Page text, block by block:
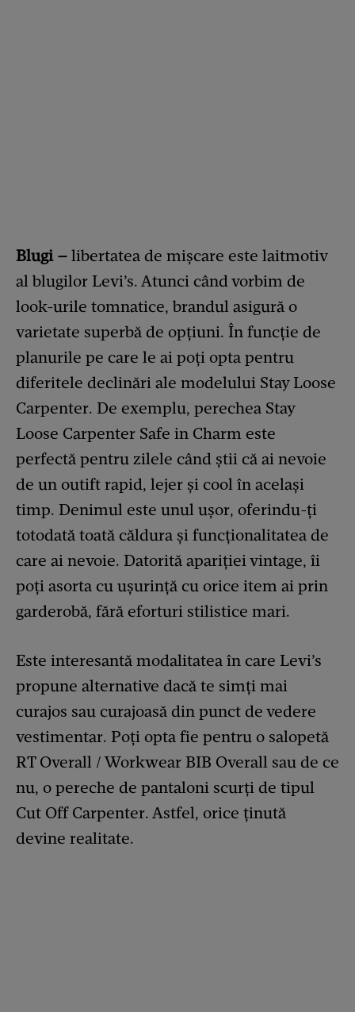
Blugi – libertatea de mișcare este laitmotiv
al blugilor Levi’s. Atunci când vorbim de
look-urile tomnatice, brandul asigură o
varietate superbă de opțiuni. În funcție de
planurile pe care le ai poți opta pentru
diferitele declinări ale modelului Stay Loose
Carpenter. De exemplu, perechea Stay
Loose Carpenter Safe in Charm este
perfectă pentru zilele când știi că ai nevoie
de un outift rapid, lejer și cool în același
timp. Denimul este unul ușor, oferindu-ți
totodată toată căldura și funcționalitatea de
care ai nevoie. Datorită apariției vintage, îi
poți asorta cu ușurință cu orice item ai prin
garderobă, fără eforturi stilistice mari.
Este interesantă modalitatea în care Levi’s
propune alternative dacă te simți mai
curajos sau curajoasă din punct de vedere
vestimentar. Poți opta fie pentru o salopetă
RT Overall / Workwear BIB Overall sau de ce
nu, o pereche de pantaloni scurți de tipul
Cut Off Carpenter. Astfel, orice ținută
devine realitate.